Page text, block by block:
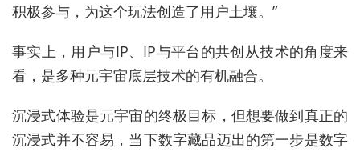
积极参与，为这个玩法创造了用户土壤。”
事实上，用户与IP、IP与平台的共创从技术的角度来
看，是多种元宇宙底层技术的有机融合。
沉浸式体验是元宇宙的终极目标，但想要做到真正的
沉浸式并不容易，当下数字藏品迈出的第一步是数字